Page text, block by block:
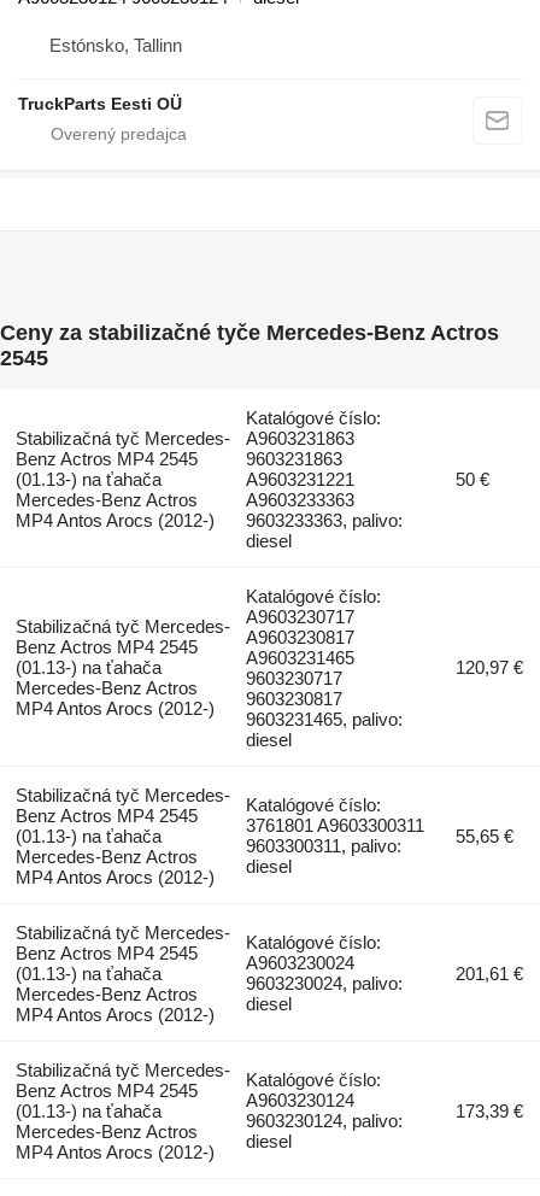
Estónsko, Tallinn
TruckParts Eesti OÜ
Ceny za stabilizačné tyče Mercedes-Benz Actros
2545
Stabilizačná tyč Mercedes-
Benz Actros MP4 2545
(01.13-) na ťahača
Mercedes-Benz Actros
MP4 Antos Arocs (2012-)
Katalógové číslo:
A9603231863
9603231863
A9603231221
A9603233363
9603233363, palivo:
diesel
50 €
Stabilizačná tyč Mercedes-
Benz Actros MP4 2545
(01.13-) na ťahača
Mercedes-Benz Actros
MP4 Antos Arocs (2012-)
Katalógové číslo:
A9603230717
A9603230817
A9603231465
9603230717
9603230817
9603231465, palivo:
diesel
120,97 €
Stabilizačná tyč Mercedes-
Benz Actros MP4 2545
(01.13-) na ťahača
Mercedes-Benz Actros
MP4 Antos Arocs (2012-)
Katalógové číslo:
3761801 A9603300311
9603300311, palivo:
diesel
55,65 €
Stabilizačná tyč Mercedes-
Benz Actros MP4 2545
(01.13-) na ťahača
Mercedes-Benz Actros
MP4 Antos Arocs (2012-)
Katalógové číslo:
A9603230024
9603230024, palivo:
diesel
201,61 €
Stabilizačná tyč Mercedes-
Benz Actros MP4 2545
(01.13-) na ťahača
Mercedes-Benz Actros
MP4 Antos Arocs (2012-)
Katalógové číslo:
A9603230124
9603230124, palivo:
diesel
173,39 €